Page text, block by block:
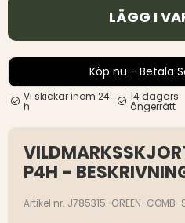
LÄGG I
Köp nu - Betala
Vi skickar inom 24
h
14 dagars
ångerrätt
P4H -
Artikel nr. J785315-GREEN-COMB-